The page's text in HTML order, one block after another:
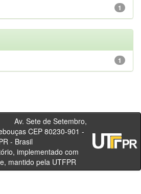
1
1
de Setembro,
CEP 80230-901 -
- PR - Brasil
implementado com
mantido pela UTFPR